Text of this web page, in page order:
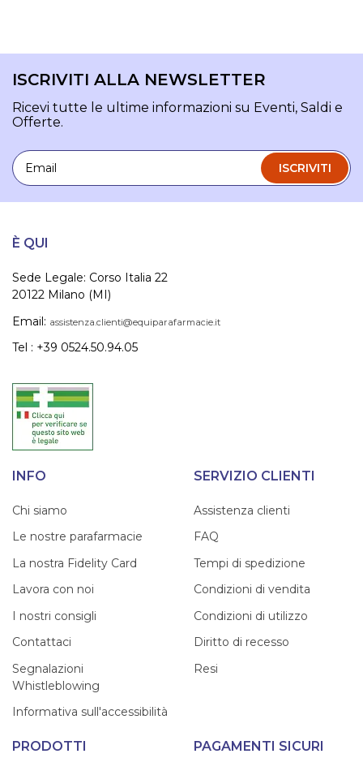
ISCRIVITI ALLA NEWSLETTER
Ricevi tutte le ultime informazioni su Eventi, Saldi e
Offerte.
Email
ISCRIVITI
È QUI
Sede Legale: Corso Italia 22
20122 Milano (MI)
Email: assistenza.clienti@equiparafarmacie.it
Tel : +39 0524.50.94.05
INFO
Chi siamo
Le nostre parafarmacie
La nostra Fidelity Card
Lavora con noi
I nostri consigli
Contattaci
Segnalazioni
Whistleblowing
Informativa sull'accessibilità
SERVIZIO CLIENTI
Assistenza clienti
FAQ
Tempi di spedizione
Condizioni di vendita
Condizioni di utilizzo
Diritto di recesso
Resi
PRODOTTI PAGAMENTI SICURI